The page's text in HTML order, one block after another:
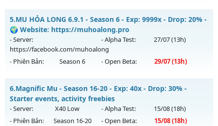
Antihack: BDCAM
ĐUA TOP NHẬN MỐC NẠP - TẶNG SET 400 FULL THẦN+3M
WC FREE
Mu mới ra tháng 08 2026 - Mở máy chủ
BOSS 24/7 SĂN
WCOINC THẢ GAvào 13h ngày 07/08/2626
Exp: 9999x - Drop: 80%
Thể loại: Mu Nguyên bản Webzen
Antihack: KHÔNG THỂ HACK
5.MU HỎA LONG 6.9.1 - Season 6 - Exp: 9999x - Drop: 20% -
🌍 Website: https://muhoalong.pro
- Server:
https://facebook.com/muhoalong
- Alpha Test: 27/07(13h)
- Phiên Bản: Season 6 - Open Beta: 29/07(13h)
MU HỎA LONG 6.9.1 - 🌍 Website: https://muhoalong.pro
Mu mới ra tháng 07 2026 - Mở máy chủ
https://facebook.com/muhoalongvào 13h ngày
29/07/2626
6.Magnific Mu - Season 16-20 - Exp: 40x - Drop: 30% -
Starter events, activity freebies
- Server: X40 Low - Alpha Test: 15/08(18h)
- Phiên Bản:
Season 16-20 - Open Beta: 15/08(18h)